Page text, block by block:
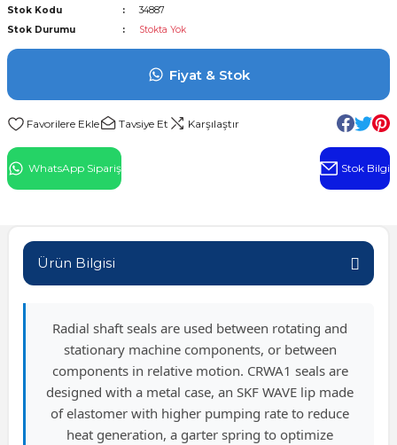
Rulman
Stok Kodu
34887
Stok Durumu
Stokta Yok
Fiyat & Stok
Tavsiye Et Karşılaştır
WhatsApp Sipariş Stok Bilgi
Ürün Bilgisi
Radial shaft seals are used between rotating and
stationary machine components, or between
components in relative motion. CRWA1 seals are
designed with a metal case, an SKF WAVE lip made
of elastomer with higher pumping rate to reduce
heat generation, a garter spring to optimize